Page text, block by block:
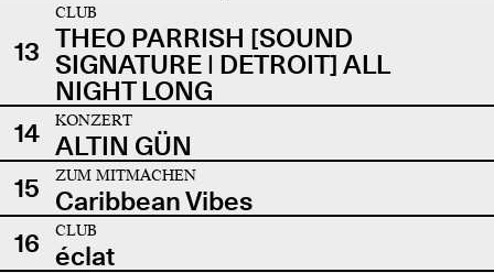
13
CLUB
THEO PARRISH [SOUND
SIGNATURE | DETROIT] ALL
NIGHT LONG
14
KONZERT
ALTIN GÜN
15
ZUM MITMACHEN
Caribbean Vibes
16
CLUB
éclat